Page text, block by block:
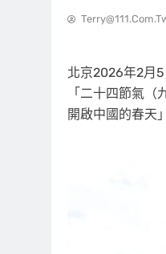
北京2026年2月5
「二十四節氣
開啟中國的春天